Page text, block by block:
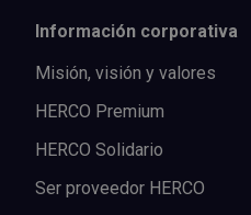
Información corporativa
Misión, visión y valores
HERCO Premium
HERCO Solidario
Ser proveedor HERCO